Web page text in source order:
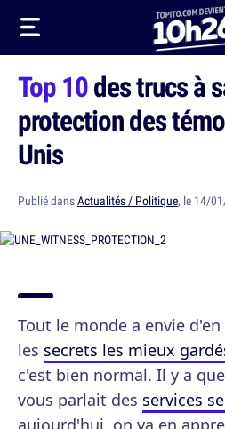
Top 10des trucs à
protection des
Unis
Publié dansActualités / Politique, le 14/
Tout le monde a envie
les secrets les mieux
c'est bien normal. Il y a
vous parlait des services
aujourd'hui, on va en